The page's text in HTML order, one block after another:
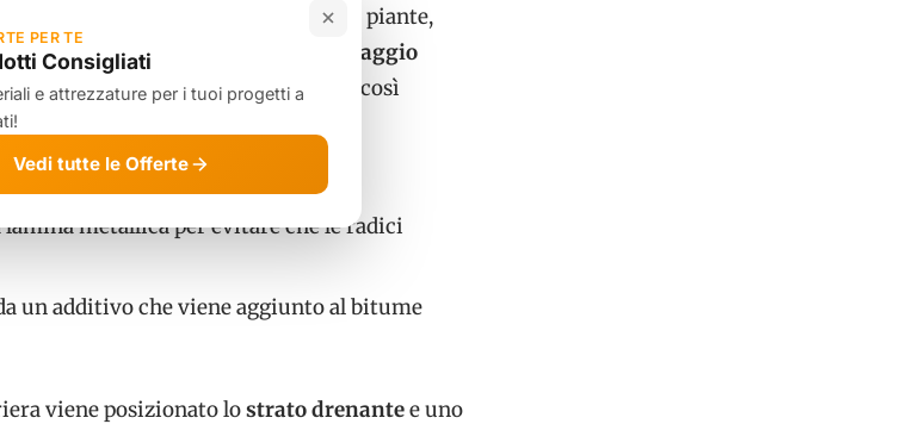
venire danneggiati dalle radici delle piante,
strati che consentono il
drenaggio
dell’acqua nel terreno. Viene così
una fisica e una chimica.
nella membrana
metallica per evitare che le radici
un additivo che viene aggiunto al bitume
viene posizionato lostrato drenantee uno
PER TE
Consigliati
e attrezzature per i tuoi progetti a
Vedi tutte le Offerte